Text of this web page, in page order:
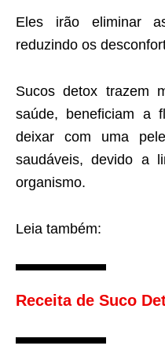
Eles irão eliminar
reduzindo os
Sucos detox trazem
saúde, beneficiam a
deixar com uma
saudáveis, devido a
organismo.
Leia também:
Receita de Suco